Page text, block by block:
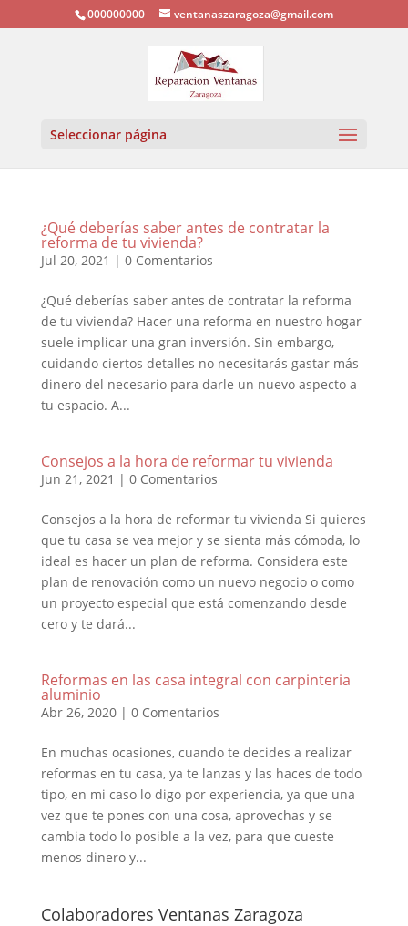
000000000 ventanaszaragoza@gmail.com
Seleccionar página
¿Qué deberías saber antes de contratar la
reforma de tu vivienda?
Jul 20, 2021 | 0 Comentarios
¿Qué deberías saber antes de contratar la reforma
de tu vivienda? Hacer una reforma en nuestro hogar
suele implicar una gran inversión. Sin embargo,
cuidando ciertos detalles no necesitarás gastar más
dinero del necesario para darle un nuevo aspecto a
tu espacio. A...
Consejos a la hora de reformar tu vivienda
Jun 21, 2021 | 0 Comentarios
Consejos a la hora de reformar tu vivienda Si quieres
que tu casa se vea mejor y se sienta más cómoda, lo
ideal es hacer un plan de reforma. Considera este
plan de renovación como un nuevo negocio o como
un proyecto especial que está comenzando desde
cero y te dará...
Reformas en las casa integral con carpinteria
aluminio
Abr 26, 2020| 0 Comentarios
En muchas ocasiones, cuando te decides a realizar
reformas en tu casa, ya te lanzas y las haces de todo
tipo, en mi caso lo digo por experiencia, ya que una
vez que te pones con una cosa, aprovechas y se
cambia todo lo posible a la vez, para que cueste
menos dinero y...
Colaboradores Ventanas Zaragoza